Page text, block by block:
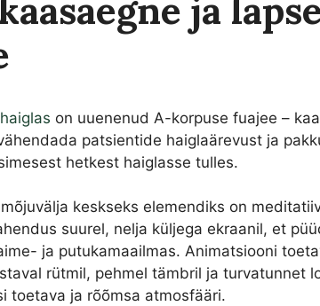
ja
on uuenenud A-korpuse fuajee –
patsientide haiglaärevust ja
hetkest haiglasse tulles.
keskseks elemendiks on
suurel, nelja küljega ekraanil, et
ja putukamaailmas. Animatsiooni
rütmil, pehmel tämbril ja turvatunnet
toetava ja rõõmsa atmosfääri.